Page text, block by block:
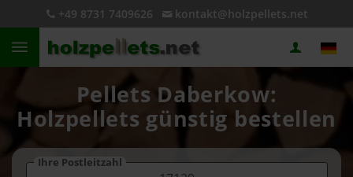
+49 8731 7409626 kontakt@holzpellets.net
Pellets Daberkow:
Holzpellets günstig bestellen
Ihre Postleitzahl